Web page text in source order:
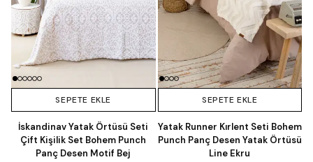
SEPETE EKLE
İskandinav Yatak Örtüsü Seti
Çift Kişilik Set Bohem Punch
Panç Desen Motif Bej
SEPETE EKLE
Yatak Runner Kırlent Seti Bohem
Punch Panç Desen Yatak Örtüsü
Line Ekru